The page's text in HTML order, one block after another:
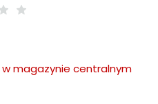
magazynie centralnym